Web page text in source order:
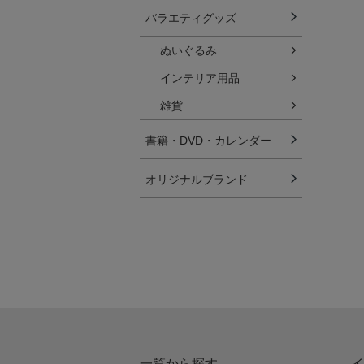
バラエティグッズ
ぬいぐるみ
インテリア用品
雑貨
書籍・DVD・カレンダー
オリジナルブランド